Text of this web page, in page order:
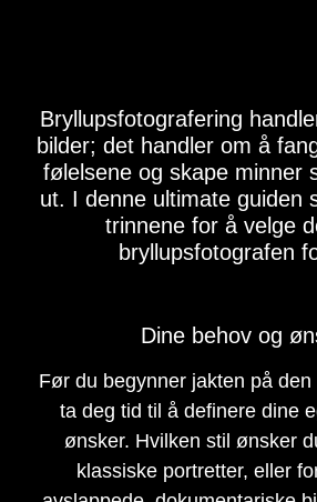
Bryllupsfotografering
bilder; det handler om å
følelsene og skape minner
ut. I denne ultimate guiden
trinnene for å velge
bryllupsfotografen
Dine behov og
Før du begynner jakten på
ta deg tid til å definere dine
ønsker. Hvilken stil ønsker
klassiske portretter, eller